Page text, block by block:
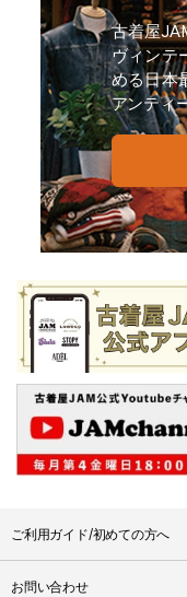
古着屋
ヴィンテ
める日本
アンティ
ご利用ガイド/初めての方へ
お問い合わせ